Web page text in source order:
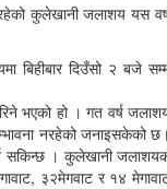
कुलेखानी जलाशय यस
दिउँसो २ बजे
भएको हो । गत वर्ष
नरहेको जनाइसकेको छ।
सकिन्छ । कुलेखानी
३२मेगवाट र १४